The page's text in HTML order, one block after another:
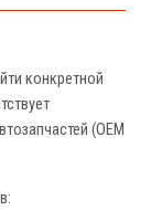
конкретной
(OEM